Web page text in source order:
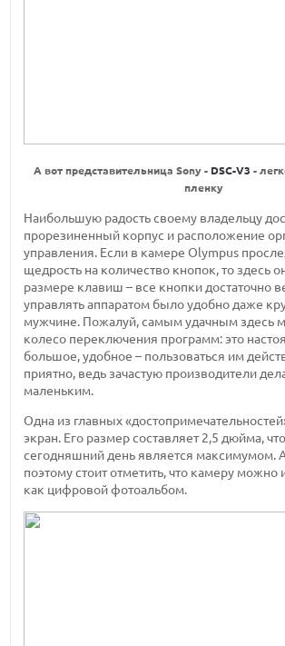
А вот представительница Sony - DSC-V3 -
пленку
Наибольшую радость своему владельцу
прорезиненный корпус и расположение
управления. Если в камере Olympus
щедрость на количество кнопок, то здесь
размере клавиш – все кнопки достаточно
управлять аппаратом было удобно даже
мужчине. Пожалуй, самым удачным здесь
колесо переключения программ: это
большое, удобное – пользоваться им
приятно, ведь зачастую производители
маленьким.
Одна из главных
экран. Его размер составляет 2,5 дюйма,
сегодняшний день является максимумом.
поэтому стоит отметить, что камеру можно
как цифровой фотоальбом.